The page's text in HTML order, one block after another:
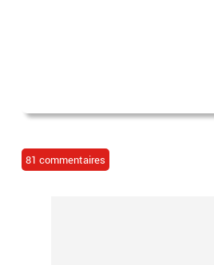
81 commentaires